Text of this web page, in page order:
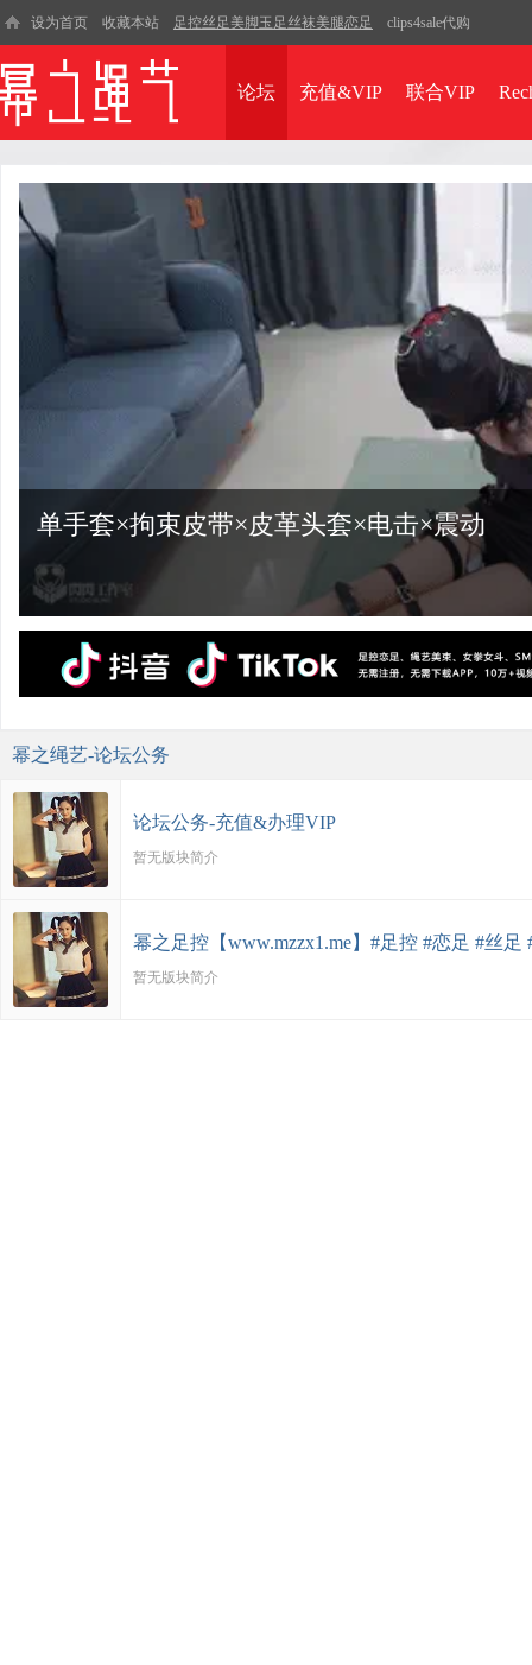
设为首页 收藏本站 足控丝足美脚玉足丝袜美腿恋足 clips4sale代购
论坛 充值&VIP 联合VIP
单手套×拘束皮带×皮革头套×电击×震动
刺
幂之绳艺-论坛公务
论坛公务-充值&办理VIP
暂无版块简介
幂之足控【www.mzzx1.me】#足控 #恋足 #丝
暂无版块简介